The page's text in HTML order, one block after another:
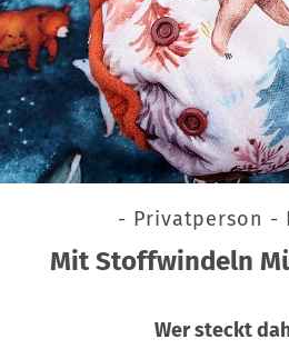
- Privatperson -
Mit Stoffwindeln
Wer steckt